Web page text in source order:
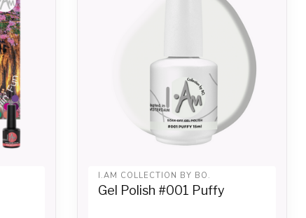
I.AM COLLECTION BY BO.
Gel Polish #001 Puffy